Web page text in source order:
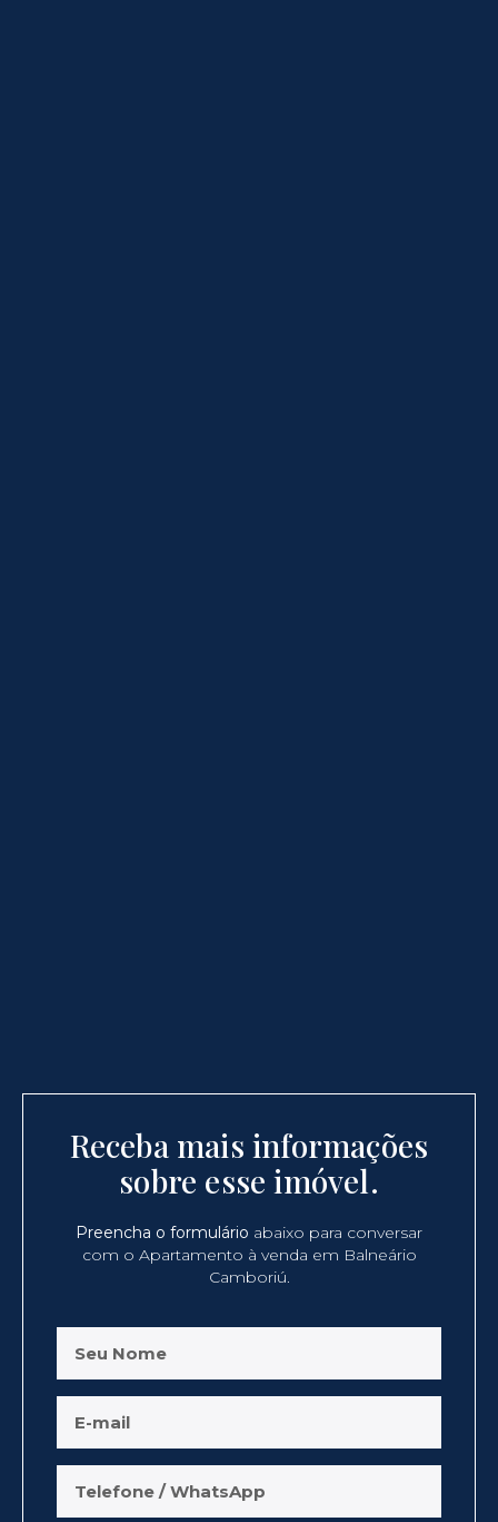
Receba mais informações
sobre esse imóvel.
Preencha o formulário abaixo para conversar
com o Apartamento à venda em Balneário
Camboriú.